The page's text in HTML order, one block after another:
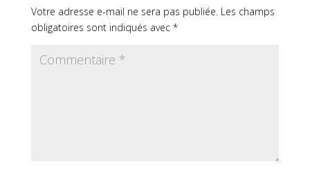
Votre adresse e-mail ne sera pas publiée. Les champs
obligatoires sont indiqués avec *